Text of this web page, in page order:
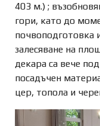
403 м.) ;
гори, като до
почвоподготовка
залесяване на
декара са вече
посадъчен
цер, топола и